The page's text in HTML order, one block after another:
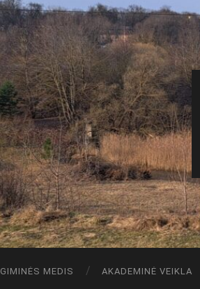
GIMINĖS MEDIS AKADEMINĖ VEIKLA